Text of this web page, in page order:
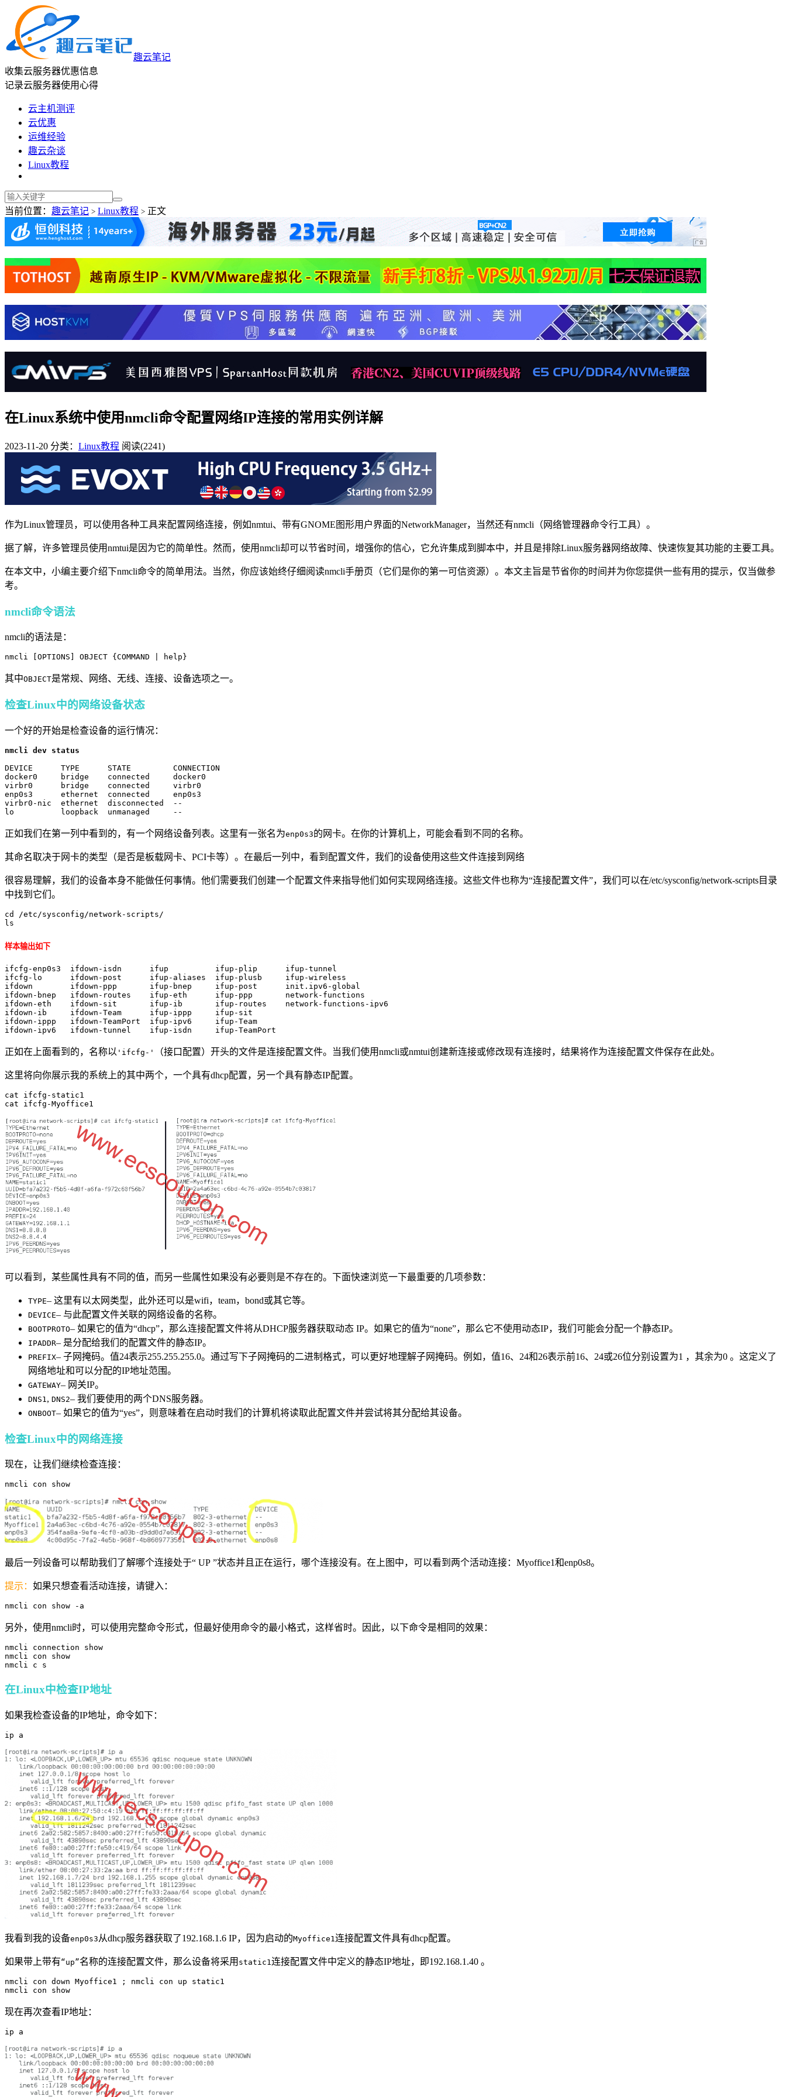
趣云笔记
收集云服务器优惠信息
记录云服务器使用心得
云主机测评
云优惠
运维经验
趣云杂谈
Linux教程
当前位置： 趣云笔记 > Linux教程 > 正文
在Linux系统中使用nmcli命令配置网络IP连接的常用实例详解
2023-11-20 分类： Linux教程 阅读(2241)
作为Linux管理员，可以使用各种工具来配置网络连接，例如nmtui、带有GNOME图形用户界面的NetworkManager，当然还有nmcli（网络管理器命令行工具）。
据了解，许多管理员使用nmtui是因为它的简单性。然而，使用nmcli却可以节省时间，增强你的信心，它允许集成到脚本中，并且是排除Linux服务器网络故障、快速恢复其功能的主要工具。
在本文中，小编主要介绍下nmcli命令的简单用法。当然，你应该始终仔细阅读nmcli手册页（它们是你的第一可信资源）。本文主旨是节省你的时间并为你您提供一些有用的提示，仅当做参
考。
nmcli命令语法
nmcli的语法是：
nmcli [OPTIONS] OBJECT {COMMAND | help}
其中OBJECT是常规、网络、无线、连接、设备选项之一。
检查Linux中的网络设备状态
一个好的开始是检查设备的运行情况：
nmcli dev status
DEVICE      TYPE      STATE         CONNECTION
docker0     bridge    connected     docker0
virbr0      bridge    connected     virbr0
enp0s3      ethernet  connected     enp0s3
virbr0-nic  ethernet  disconnected  --
lo          loopback  unmanaged     --
正如我们在第一列中看到的，有一个网络设备列表。这里有一张名为enp0s3的网卡。在你的计算机上，可能会看到不同的名称。
其命名取决于网卡的类型（是否是板载网卡、PCI卡等）。在最后一列中，看到配置文件，我们的设备使用这些文件连接到网络
很容易理解，我们的设备本身不能做任何事情。他们需要我们创建一个配置文件来指导他们如何实现网络连接。这些文件也称为“连接配置文件”，我们可以在/etc/sysconfig/network-scripts目录
中找到它们。
cd /etc/sysconfig/network-scripts/
ls
样本输出如下
ifcfg-enp0s3  ifdown-isdn      ifup          ifup-plip      ifup-tunnel
ifcfg-lo      ifdown-post      ifup-aliases  ifup-plusb     ifup-wireless
ifdown        ifdown-ppp       ifup-bnep     ifup-post      init.ipv6-global
ifdown-bnep   ifdown-routes    ifup-eth      ifup-ppp       network-functions
ifdown-eth    ifdown-sit       ifup-ib       ifup-routes    network-functions-ipv6
ifdown-ib     ifdown-Team      ifup-ippp     ifup-sit
ifdown-ippp   ifdown-TeamPort  ifup-ipv6     ifup-Team
ifdown-ipv6   ifdown-tunnel    ifup-isdn     ifup-TeamPort
正如在上面看到的，名称以 'ifcfg-' （接口配置）开头的文件是连接配置文件。当我们使用nmcli或nmtui创建新连接或修改现有连接时，结果将作为连接配置文件保存在此处。
这里将向你展示我的系统上的其中两个，一个具有dhcp配置，另一个具有静态IP配置。
cat ifcfg-static1
cat ifcfg-Myoffice1
可以看到，某些属性具有不同的值，而另一些属性如果没有必要则是不存在的。下面快速浏览一下最重要的几项参数：
TYPE– 这里有以太网类型，此外还可以是wifi，team，bond或其它等。
DEVICE– 与此配置文件关联的网络设备的名称。
BOOTPROTO– 如果它的值为“dhcp”，那么连接配置文件将从DHCP服务器获取动态 IP。如果它的值为“none”，那么它不使用动态IP，我们可能会分配一个静态IP。
IPADDR– 是分配给我们的配置文件的静态IP。
PREFIX– 子网掩码。值24表示255.255.255.0。通过写下子网掩码的二进制格式，可以更好地理解子网掩码。例如，值16、24和26表示前16、24或26位分别设置为1 ，其余为0 。这定义了
网络地址和可以分配的IP地址范围。
GATEWAY– 网关IP。
DNS1, DNS2– 我们要使用的两个DNS服务器。
ONBOOT– 如果它的值为“yes”，则意味着在启动时我们的计算机将读取此配置文件并尝试将其分配给其设备。
检查Linux中的网络连接
现在，让我们继续检查连接：
nmcli con show
最后一列设备可以帮助我们了解哪个连接处于“ UP ”状态并且正在运行，哪个连接没有。在上图中，可以看到两个活动连接：Myoffice1和enp0s8。
提示： 如果只想查看活动连接，请键入：
nmcli con show -a
另外，使用nmcli时，可以使用完整命令形式，但最好使用命令的最小格式，这样省时。因此，以下命令是相同的效果：
nmcli connection show
nmcli con show
nmcli c s
在Linux中检查IP地址
如果我检查设备的IP地址，命令如下：
ip a
我看到我的设备enp0s3 从dhcp服务器获取了192.168.1.6 IP，因为启动的Myoffice1 连接配置文件具有dhcp配置。
如果带上带有“up”名称的连接配置文件，那么设备将采用 static1 连接配置文件中定义的静态IP地址，即192.168.1.40 。
nmcli con down Myoffice1 ; nmcli con up static1
nmcli con show
现在再次查看IP地址：
ip a